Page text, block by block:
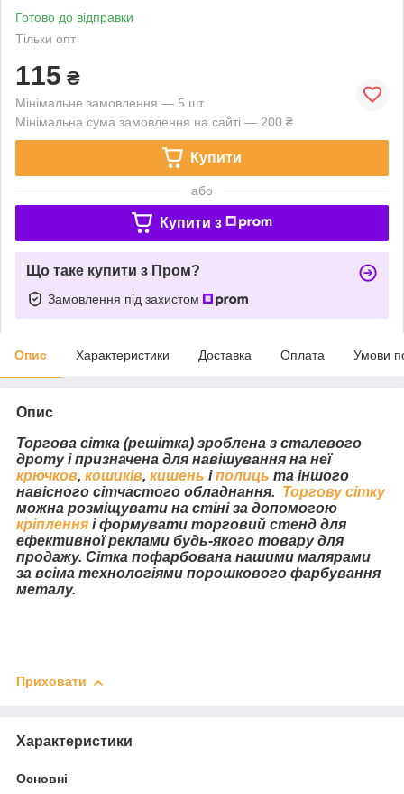
Готово до відправки
Тільки опт
115 ₴
Мінімальне замовлення — 5 шт.
Мінімальна сума замовлення на сайті — 200 ₴
Купити
або
Купити з
Що таке купити з Пром?
Замовлення під захистом
Опис Характеристики Доставка Оплата Умови
Опис
Торгова сітка (решітка) зроблена з сталевого
дроту і призначена для навішування на неї
крючков, кошиків, кишень іполиць та іншого
навісного сітчастого обладнання. Торгову сітку
можна розміщувати на стіні за допомогою
кріплення і формувати торговий стенд для
ефективної реклами будь-якого товару для
продажу. Сітка пофарбована нашими малярами
за всіма технологіями порошкового фарбування
металу.
Приховати
Характеристики
Основні